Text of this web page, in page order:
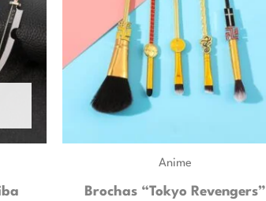
Anime
Brochas “Tokyo Revengers”